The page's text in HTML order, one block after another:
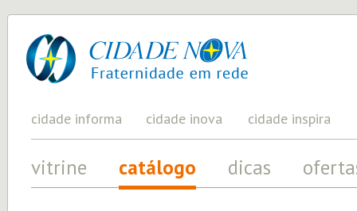
cidade
nova
UM
PROJETO
PELA
FRATERNIDADE
cidade informa cidade inova cidade inspira
vitrine catálogo dicas